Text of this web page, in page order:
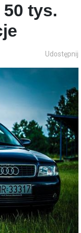
tys.
Udostępnij